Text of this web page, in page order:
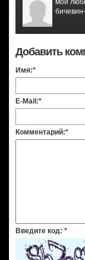
Добавить
Имя:*
E-Mail:*
Комментарий:*
Введите код: *